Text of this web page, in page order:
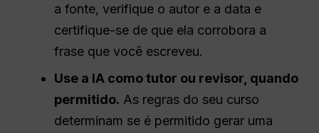
a fonte, verifique o autor e a data e
certifique-se de que ela corrobora a
frase que você escreveu.
Use a IA como tutor ou revisor, quando
permitido. As regras do seu curso
determinam se é permitido gerar uma